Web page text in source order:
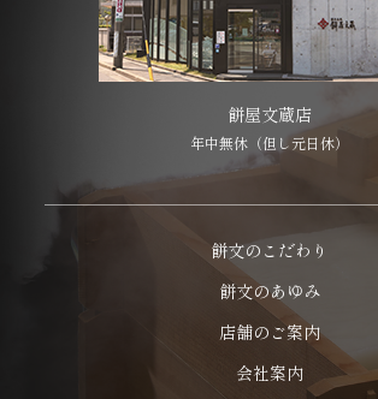
餅屋文蔵店
年中無休（但し元日休）
餅文のこだわり
餅文のあゆみ
店舗のご案内
会社案内